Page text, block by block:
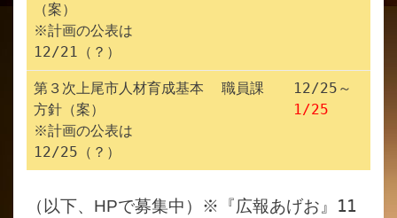
（案）
※計画の公表は
12/21（？）
第３次上尾市人材育成基本
方針（案）
※計画の公表は
12/25（？）
職員課
12/25～
1/25
（以下、HPで募集中）※『広報あげお』11